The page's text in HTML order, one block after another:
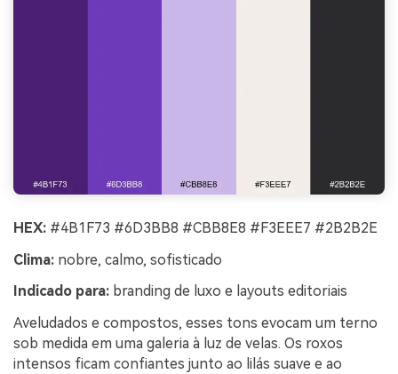
HEX: #4B1F73 #6D3BB8 #CBB8E8 #F3EEE7 #2B2B2E
Clima: nobre, calmo, sofisticado
Indicado para: branding de luxo e layouts editoriais
Aveludados e compostos, esses tons evocam um terno
sob medida em uma galeria à luz de velas. Os roxos
intensos ficam confiantes junto ao lilás suave e ao